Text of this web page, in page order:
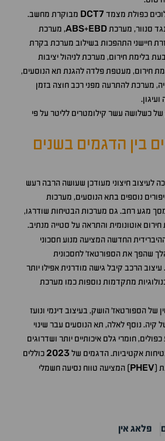
כפולת מצמד DCT7 מבוקרת מחשב.
סנוור, מערכת ABS+EBD
, מערכת
חיישני התהפכות בשילוב מערכת בקרת
בלימת חירום, מערכת לניהול יציבות
חירום, מעטפת פלדה להגנת תא הנוסעים,
מערכת להתרעה מפני רכב חוצה בזמן
כשלושה עשר קילומטרים לליטר על פי
בין הדגמים בשנים
לעיצוב חיצוני מעודכן שעושה הרבה רעש
נוספים בתא הנוסעים, מערכות
מגע רחב. גם מערכות הבטיחות שודרגו,
אוטונומית והתראה על סטייה מנתיב.
החדשה המציעה מנוע חסכוני
שהפך את הספורטאז' לחסכונית
עיצוב הרכב קיבל גישה מודרנית אפילו יותר
מתקדמות נוספות כמו מערכת
של הספורטאז' הושק, בעיצוב דינמי ונועז
קיה. נוסף לאלה, תא הנוסעים עבר שינוי
חומרי גלם איכותיים יותר ושדרוגים
אקטיביות. הדגמים של2023כוללים
(
PHEV) המציעה טווח נסיעה חשמלי
פלאג אין